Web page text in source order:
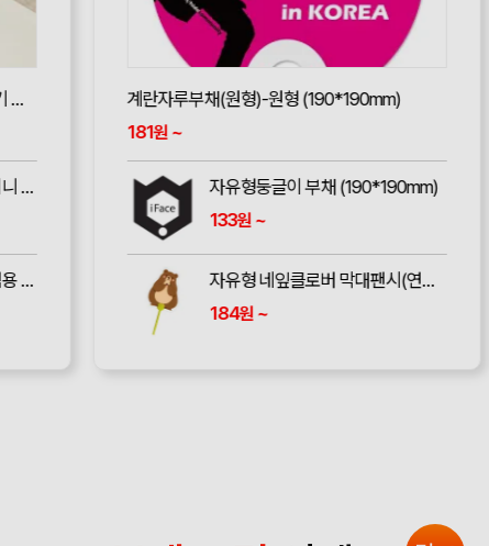
인사이디 탁상용 BLDC 자연풍 미니 선풍기 무선 저소음 스탠드 선풍기 ISF-100
하이온 12cm 65g 초소형 타이니 몬스터 휴대용 선풍기 H14
이노젠 아이쿨러 8S 거치대 겸용 휴대용 선풍기 INOZEN i-cooler 8S
계란자루부채(원형)-원형 (190*190mm)
181원~
자유형둥글이 부채 (190*190mm)
133원~
자유형 네잎클로버 막대팬시(연두) 부채 (190파이)
184원~